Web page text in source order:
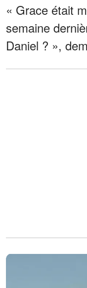
« Grace était
semaine
Daniel ? »,